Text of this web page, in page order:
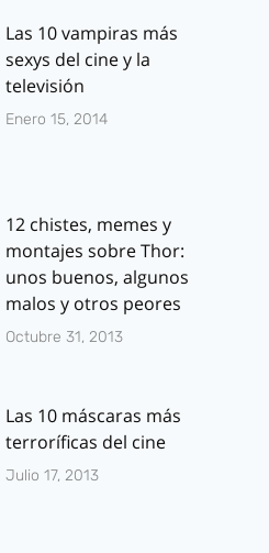
Las 10 vampiras más
sexys del cine y la
televisión
Enero 15, 2014
12 chistes, memes y
montajes sobre Thor:
unos buenos, algunos
malos y otros peores
Octubre 31, 2013
Las 10 máscaras más
terroríficas del cine
Julio 17, 2013